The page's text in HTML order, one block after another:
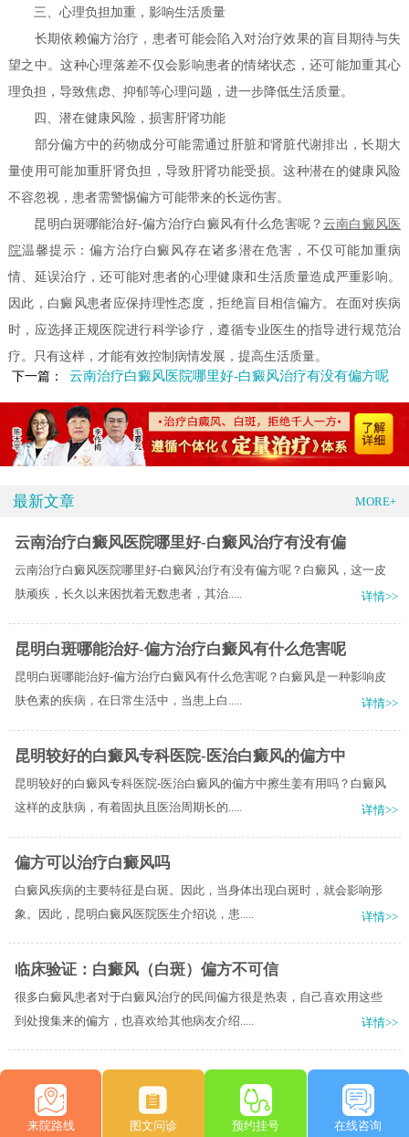
三、心理负担加重，影响生活质量
长期依赖偏方治疗，患者可能会陷入对治疗效果的盲目期待与失
望之中。这种心理落差不仅会影响患者的情绪状态，还可能加重其心
理负担，导致焦虑、抑郁等心理问题，进一步降低生活质量。
四、潜在健康风险，损害肝肾功能
部分偏方中的药物成分可能需通过肝脏和肾脏代谢排出，长期大
量使用可能加重肝肾负担，导致肝肾功能受损。这种潜在的健康风险
不容忽视，患者需警惕偏方可能带来的长远伤害。
昆明白斑哪能治好-偏方治疗白癜风有什么危害呢？云南白癜风医
院温馨提示：偏方治疗白癜风存在诸多潜在危害，不仅可能加重病
情、延误治疗，还可能对患者的心理健康和生活质量造成严重影响。
因此，白癜风患者应保持理性态度，拒绝盲目相信偏方。在面对疾病
时，应选择正规医院进行科学诊疗，遵循专业医生的指导进行规范治
疗。只有这样，才能有效控制病情发展，提高生活质量。
下一篇：
云南治疗白癜风医院哪里好-白癜风治疗有没有偏方呢
最新文章 MORE+
云南治疗白癜风医院哪里好-白癜风治疗有没有偏
云南治疗白癜风医院哪里好-白癜风治疗有没有偏方呢？白癜风，这一皮
肤顽疾，长久以来困扰着无数患者，其治.....
详情>>
昆明白斑哪能治好-偏方治疗白癜风有什么危害呢
昆明白斑哪能治好-偏方治疗白癜风有什么危害呢？白癜风是一种影响皮
肤色素的疾病，在日常生活中，当患上白.....
详情>>
昆明较好的白癜风专科医院-医治白癜风的偏方中
昆明较好的白癜风专科医院-医治白癜风的偏方中擦生姜有用吗？白癜风
这样的皮肤病，有着固执且医治周期长的.....
详情>>
偏方可以治疗白癜风吗
白癜风疾病的主要特征是白斑。因此，当身体出现白斑时，就会影响形
象。因此，昆明白癜风医院医生介绍说，患.....
详情>>
临床验证：白癜风（白斑）偏方不可信
很多白癜风患者对于白癜风治疗的民间偏方很是热衷，自己喜欢用这些
到处搜集来的偏方，也喜欢给其他病友介绍.....
详情>>
来院路线 图文问诊 预约挂号 在线咨询